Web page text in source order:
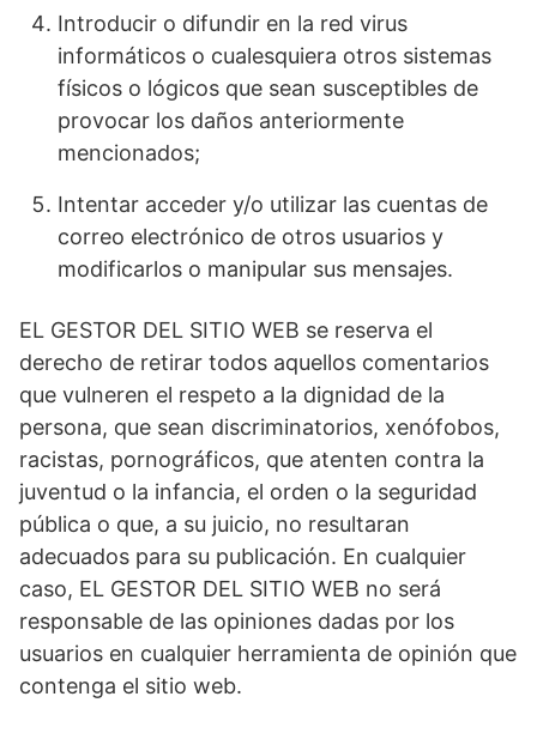
Introducir o difundir en la red virus
informáticos o cualesquiera otros sistemas
físicos o lógicos que sean susceptibles de
provocar los daños anteriormente
mencionados;
Intentar acceder y/o utilizar las cuentas de
correo electrónico de otros usuarios y
modificarlos o manipular sus mensajes.
EL GESTOR DEL SITIO WEB se reserva el
derecho de retirar todos aquellos comentarios
que vulneren el respeto a la dignidad de la
persona, que sean discriminatorios, xenófobos,
racistas, pornográficos, que atenten contra la
juventud o la infancia, el orden o la seguridad
pública o que, a su juicio, no resultaran
adecuados para su publicación. En cualquier
caso, EL GESTOR DEL SITIO WEB no será
responsable de las opiniones dadas por los
usuarios en cualquier herramienta de opinión que
contenga el sitio web.